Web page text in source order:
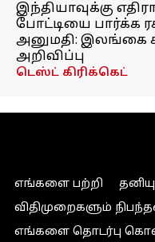
இந்தியாவுக்கு
போட்டியை பார்க்க
அனுமதி: இலங்கை
அறிவிப்பு
டெஸ்ட் கிரிக்கெட்
எங்களை பற்றி
விதிமுறைகளும்
எங்களை தொடர்பு